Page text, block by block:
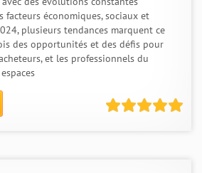
facteurs économiques, sociaux et
plusieurs tendances marquent ce
des opportunités et des défis pour
et les professionnels du